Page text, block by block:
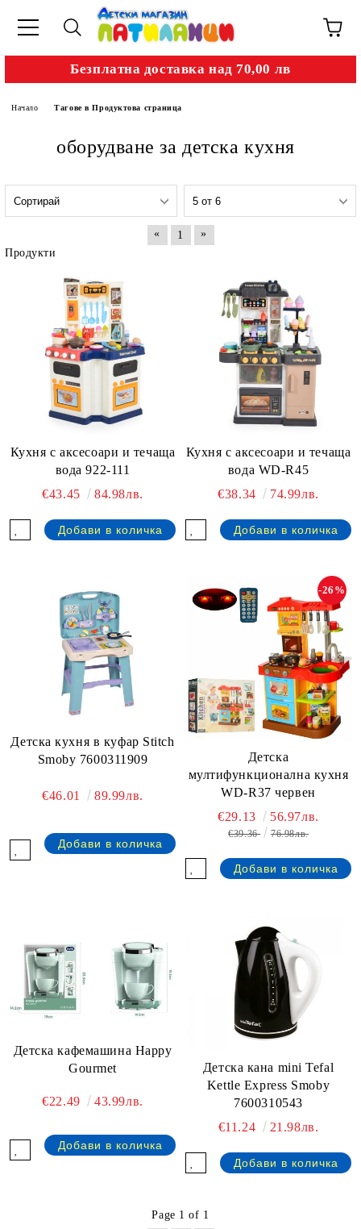
Безплатна доставка над 70,00 лв
Начало Тагове в Продуктова страница
оборудване за детска кухня
« 1
»
Продукти
Кухня с аксесоари и течаща
вода 922-111
€43.45
84.98лв.
Кухня с аксесоари и течаща
вода WD-R45
€38.34
74.99лв.
Детска кухня в куфар Stitch
Smoby 7600311909
€46.01 89.99лв.
Детска
мултифункционална кухня
WD-R37 червен
-26%
€29.13 56.97лв.
€39.36 76.98лв.
Детскa кафемашина Happy
Gourmet
€22.49 43.99лв.
Детска кана mini Tefal
Kettle Express Smoby
7600310543
€11.24
21.98лв.
Page 1 of 1